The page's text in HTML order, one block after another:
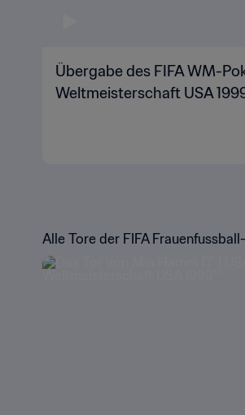
Übergabe des FIFA WM-
Weltmeisterschaft USA
Alle Tore der FIFA